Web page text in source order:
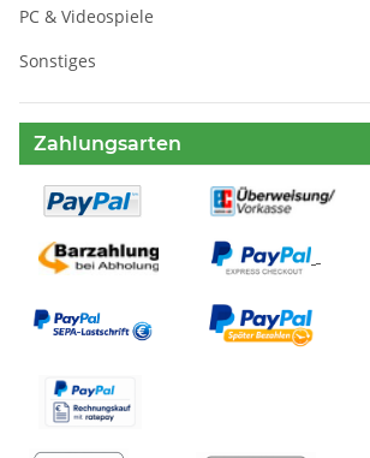
PC & Videospiele
Sonstiges
Zahlungsarten